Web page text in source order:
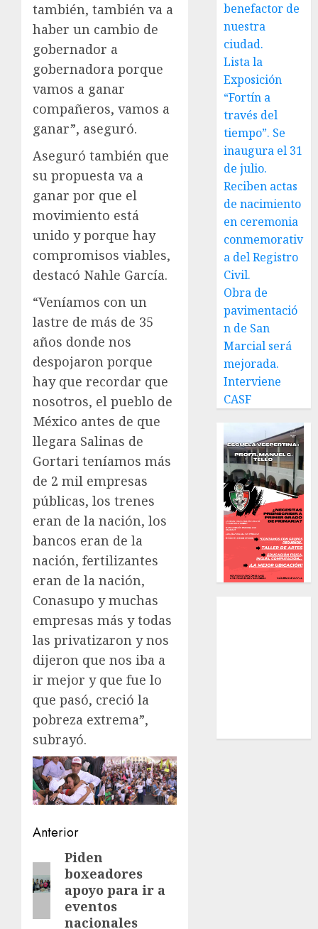
también, también va a
haber un cambio de
gobernador a
gobernadora porque
vamos a ganar
compañeros, vamos a
ganar”, aseguró.
Aseguró también que
su propuesta va a
ganar por que el
movimiento está
unido y porque hay
compromisos viables,
destacó Nahle García.
“Veníamos con un
lastre de más de 35
años donde nos
despojaron porque
hay que recordar que
nosotros, el pueblo de
México antes de que
llegara Salinas de
Gortari teníamos más
de 2 mil empresas
públicas, los trenes
eran de la nación, los
bancos eran de la
nación, fertilizantes
eran de la nación,
Conasupo y muchas
empresas más y todas
las privatizaron y nos
dijeron que nos iba a
ir mejor y que fue lo
que pasó, creció la
pobreza extrema”,
subrayó.
Navegación
de
entradas
Anterior
Entrada
anterior:
Piden
boxeadores
apoyo para ir a
eventos
nacionales
benefactor de
nuestra
ciudad.
Lista la
Exposición
“Fortín a
través del
tiempo”. Se
inaugura el 31
de julio.
Reciben actas
de nacimiento
en ceremonia
conmemorativ
a del Registro
Civil.
Obra de
pavimentació
n de San
Marcial será
mejorada.
Interviene
CASF